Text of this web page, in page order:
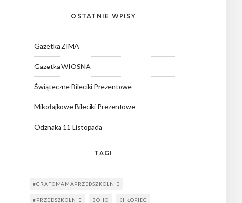
OSTATNIE WPISY
Gazetka ZIMA
Gazetka WIOSNA
Świąteczne Bileciki Prezentowe
Mikołajkowe Bileciki Prezentowe
Odznaka 11 Listopada
TAGI
#GRAFOMAMAPRZEDSZKOLNIE
#PRZEDSZKOLNIE BOHO CHŁOPIEC